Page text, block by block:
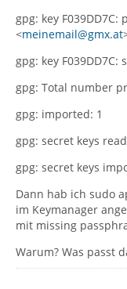
gpg: key
<meinemail@gmx.at
gpg: key
gpg: Total number
gpg: imported: 1
gpg: secret keys
gpg: secret keys
Dann hab ich sudo
im Keymanager
mit missing
Warum? Was passt